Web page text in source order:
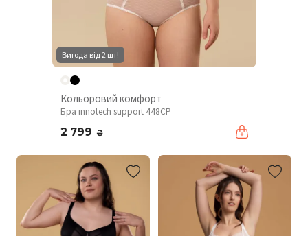
Вигода від 2 шт!
Кольоровий комфорт
Бра innotech support 448CP
2 799 ₴